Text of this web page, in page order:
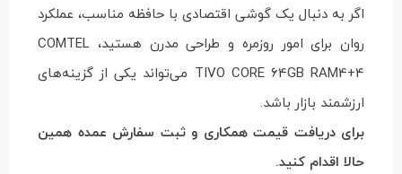
اگر به دنبال یک گوشی اقتصادی با حافظه مناسب، عملکرد
روان برای امور روزمره و طراحی مدرن هستید، COMTEL
TIVO CORE 64GB RAM4+4 می‌تواند یکی از گزینه‌های
ارزشمند بازار باشد.
برای دریافت قیمت همکاری و ثبت سفارش عمده همین
حالا اقدام کنید.